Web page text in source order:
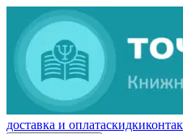
доставка и оплатаскидки